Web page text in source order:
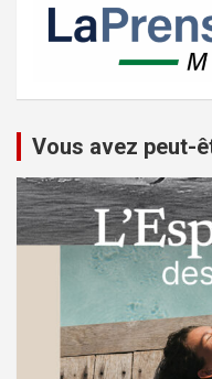
Vous avez peut-